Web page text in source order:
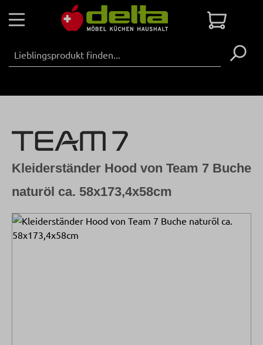
Zum Hauptinhalt springen
Bildergalerie überspringen
Kleiderständer Hood von Team 7 Buche
naturöl ca. 58x173,4x58cm